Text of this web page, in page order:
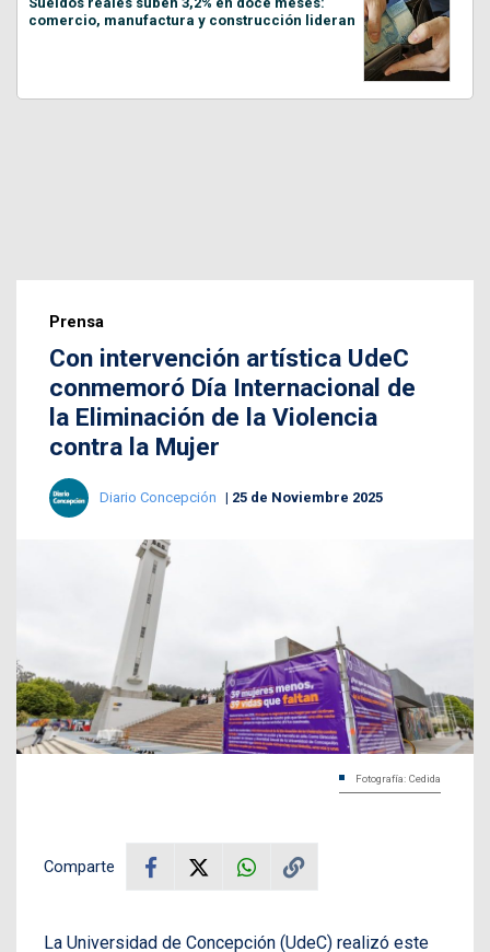
comercio, manufactura y construcción lideran
Prensa
Con intervención artística UdeC
conmemoró Día Internacional de
la Eliminación de la Violencia
contra la Mujer
Diario Concepción 25 de Noviembre 2025
Fotografía: Cedida
Comparte
La Universidad de Concepción (UdeC) realizó este